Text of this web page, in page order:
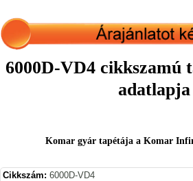
6000D-VD4 cikkszamú
adatlapja
Komar gyár tapétája a Komar
Cikkszám: 6000D-VD4